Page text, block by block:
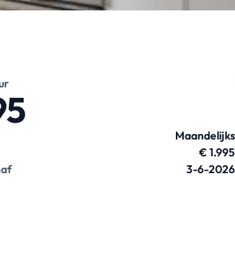
Maandelijks
€ 1.995
3-6-2026